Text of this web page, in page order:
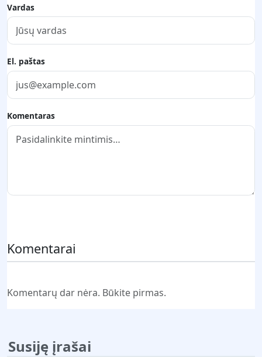
Vardas
El. paštas
Komentaras
Komentarai
Komentarų dar nėra. Būkite pirmas.
Susiję įrašai